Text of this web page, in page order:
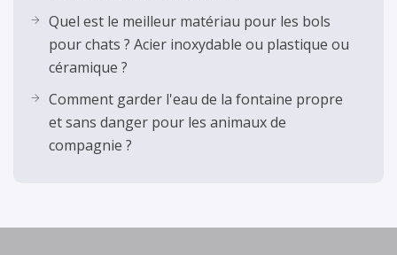
Quel est le meilleur matériau pour les bols
pour chats ? Acier inoxydable ou plastique ou
céramique ?
Comment garder l'eau de la fontaine propre
et sans danger pour les animaux de
compagnie ?